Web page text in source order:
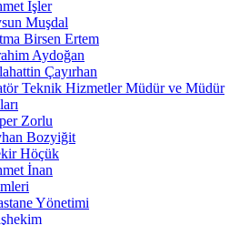
İşler
Muşdal
Birsen Ertem
Aydoğan
Çayırhan
Teknik Hizmetler Müdür ve Müdür
Zorlu
Bozyiğit
Höçük
İnan
Yönetimi